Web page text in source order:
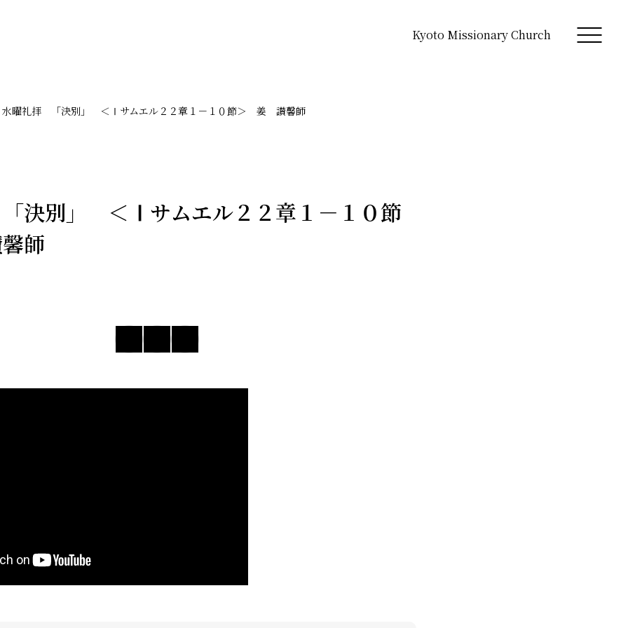
Kyoto Missionary Church
水曜礼拝 「決別」 ＜Ⅰサムエル２２章１－１０節＞ 姜 讃馨師
決別」 ＜Ⅰサムエル２２章１－１０節
師